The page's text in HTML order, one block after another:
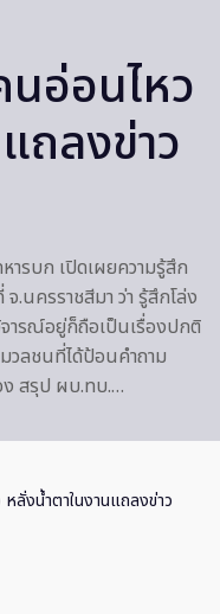
อ่อนไหว
ถลงข่าว
รบก เปิดเผยความรู้สึก
.นครราชสีมา ว่า รู้สึกโล่ง
จารณ์อยู่ก็ถือเป็นเรื่องปกติ
วลชนที่ได้ป้อนคำถาม
อง สรุป ผบ.ทบ.…
ลั่งน้ำตาในงานแถลงข่าว